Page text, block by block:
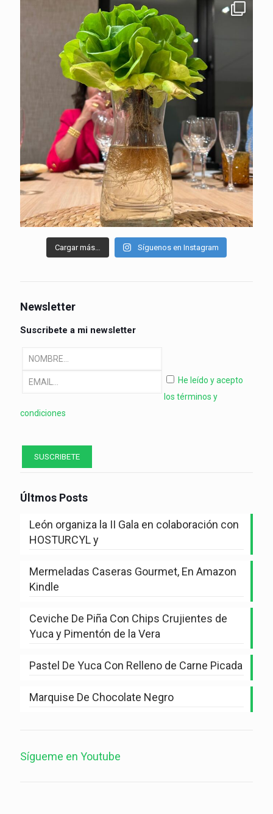
Cargar más… Síguenos en Instagram
Newsletter
Suscribete a mi newsletter
He leído y acepto
los términos y
condiciones
Últmos Posts
León organiza la II Gala en colaboración con
HOSTURCYL y
Mermeladas Caseras Gourmet, En Amazon
Kindle
Ceviche De Piña Con Chips Crujientes de
Yuca y Pimentón de la Vera
Pastel De Yuca Con Relleno de Carne Picada
Marquise De Chocolate Negro
Sígueme en Youtube